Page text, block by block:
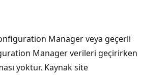
Manager veya geçerli
Manager verileri geçirirken
yoktur. Kaynak site